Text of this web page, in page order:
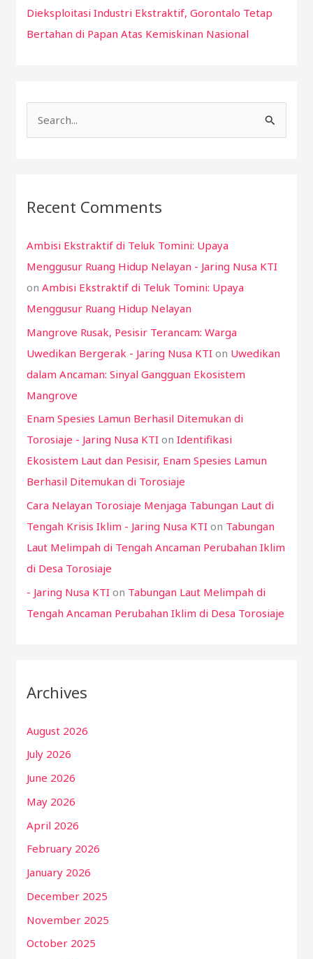
Dieksploitasi Industri Ekstraktif, Gorontalo Tetap
Bertahan di Papan Atas Kemiskinan Nasional
c
f
o
r
:
Recent Comments
Ambisi Ekstraktif di Teluk Tomini: Upaya
Menggusur Ruang Hidup Nelayan - Jaring Nusa KTI
onAmbisi Ekstraktif di Teluk Tomini: Upaya
Menggusur Ruang Hidup Nelayan
Mangrove Rusak, Pesisir Terancam: Warga
Uwedikan Bergerak - Jaring Nusa KTI on Uwedikan
dalam Ancaman: Sinyal Gangguan Ekosistem
Mangrove
Enam Spesies Lamun Berhasil Ditemukan di
Torosiaje - Jaring Nusa KTI onIdentifikasi
Ekosistem Laut dan Pesisir, Enam Spesies Lamun
Berhasil Ditemukan di Torosiaje
Cara Nelayan Torosiaje Menjaga Tabungan Laut di
Tengah Krisis Iklim - Jaring Nusa KTI on Tabungan
Laut Melimpah di Tengah Ancaman Perubahan Iklim
di Desa Torosiaje
- Jaring Nusa KTI on Tabungan Laut Melimpah di
Tengah Ancaman Perubahan Iklim di Desa Torosiaje
Archives
August 2026
July 2026
June 2026
May 2026
April 2026
February 2026
January 2026
December 2025
November 2025
October 2025